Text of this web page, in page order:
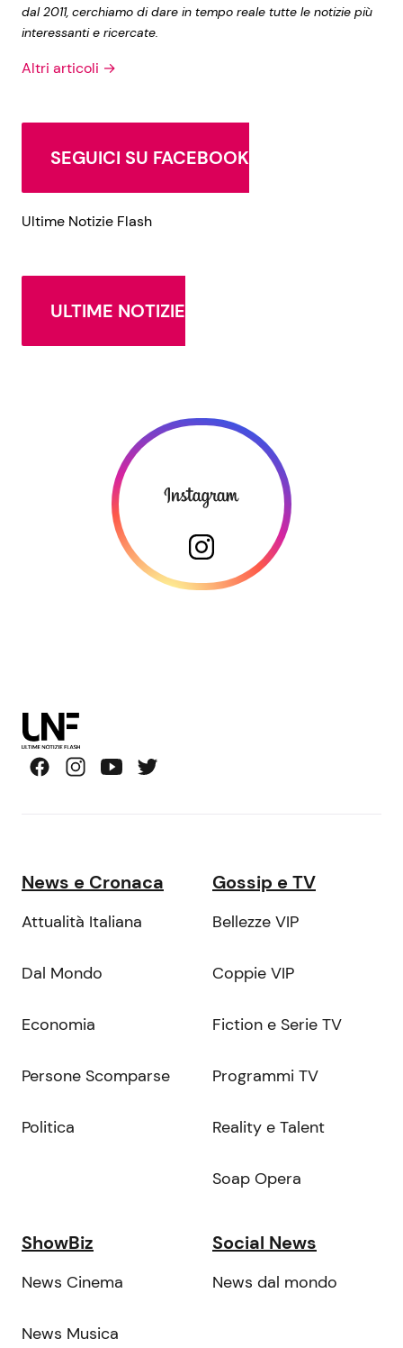
dal 2011, cerchiamo di dare in tempo reale tutte le notizie più
interessanti e ricercate.
Altri articoli →
SEGUICI SU FACEBOOK
Ultime Notizie Flash
ULTIME NOTIZIE
News e Cronaca
Attualità Italiana
Dal Mondo
Economia
Persone Scomparse
Politica
Gossip e TV
Bellezze VIP
Coppie VIP
Fiction e Serie TV
Programmi TV
Reality e Talent
Soap Opera
ShowBiz
News Cinema
News Musica
Social News
News dal mondo